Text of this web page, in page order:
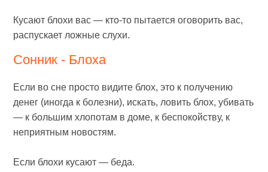
Кусают блохи вас — кто-то пытается оговорить вас,
распускает ложные слухи.
Сонник - Блоха
Если во сне просто видите блох, это к получению
денег (иногда к болезни), искать, ловить блох, убивать
— к большим хлопотам в доме, к беспокойству, к
неприятным новостям.
Если блохи кусают — беда.